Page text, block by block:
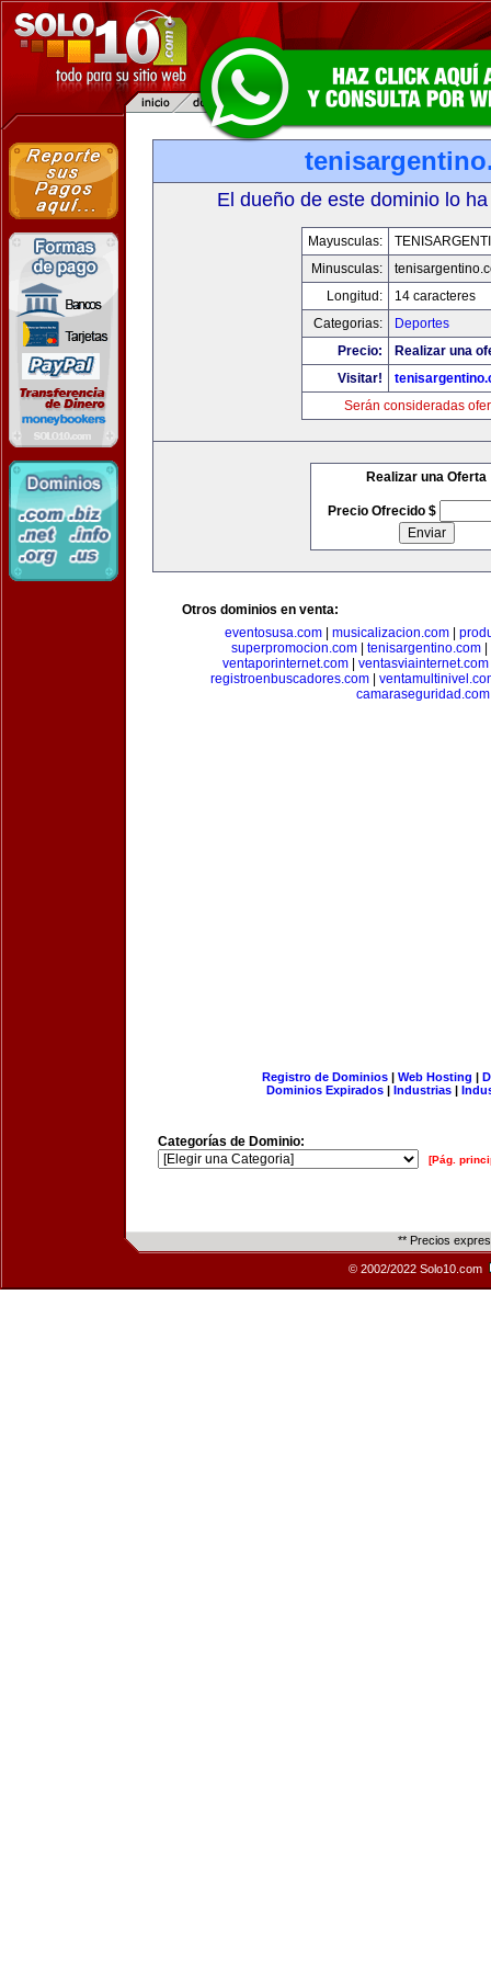
El dueño de este dominio lo
Mayusculas:
Minusculas:
Longitud:
14 caracteres
Categorias:
Deportes
Precio:
Realizar una
Visitar!
Serán consideradas
Realizar una Oferta
Precio Ofrecido $
Otros dominios en venta:
eventosusa.com| musicalizacion.com|
superpromocion.com
tenisargentino.com
ventaporinternet.com
ventasviainternet.com
registroenbuscadores.com
camaraseguridad.com
Registro de Dominios| Web Hosting |
Dominios Expirados | Industrias |
Categorías de Dominio:
[Pág.
** Precios
© 2002/2022 Solo10.com